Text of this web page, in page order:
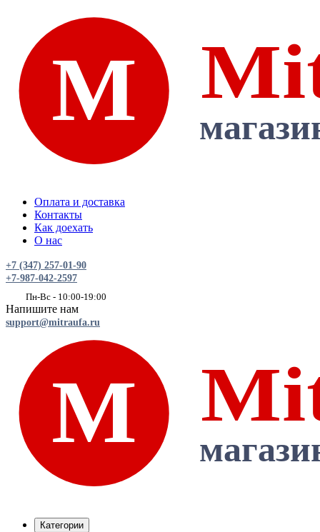
Оплата и доставка
Контакты
Как доехать
О нас
+7 (347) 257-01-90
+7-987-042-2597
Пн-Вс - 10:00-19:00
Напишите нам
support@mitraufa.ru
Категории